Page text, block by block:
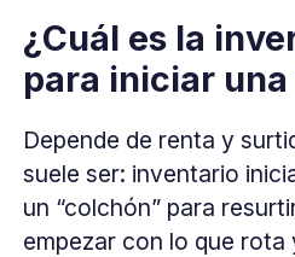
¿Cuál es la
para iniciar
Depende de renta y
suele ser: inventario
un “colchón” para
empezar con lo que rota